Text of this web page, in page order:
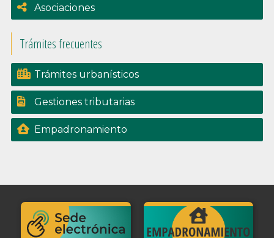
Asociaciones
Trámites frecuentes
Trámites urbanísticos
Gestiones tributarias
Empadronamiento